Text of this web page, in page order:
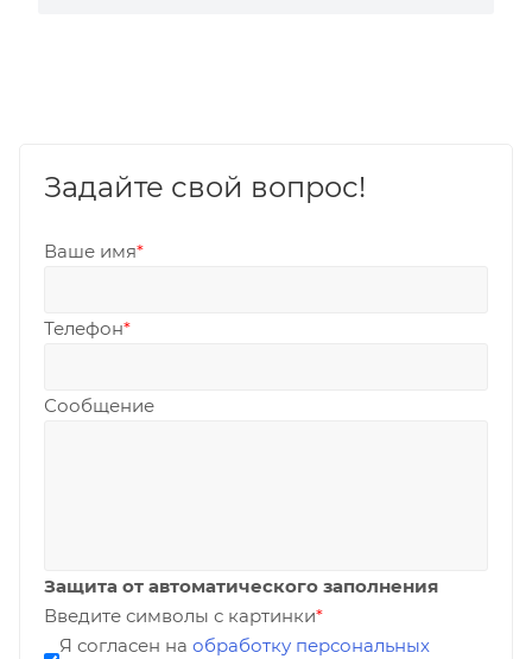
Задайте свой вопрос!
Ваше имя*
Телефон*
Сообщение
Защита от автоматического заполнения
Введите символы с картинки*
Я согласен на обработку персональных